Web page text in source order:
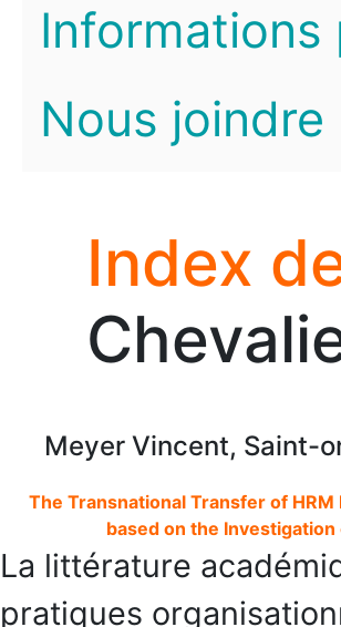
Informations
Nous joindre
Index
Meyer Vincent, Saint-
The Transnational Transfer of
based on the
La littérature
pratiques